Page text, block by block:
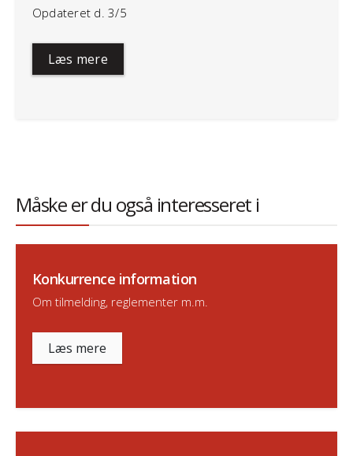
Opdateret d. 3/5
Læs mere
Måske er du også interesseret i
Konkurrence information
Om tilmelding, reglementer m.m.
Læs mere